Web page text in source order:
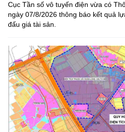
Cục Tần số vô tuyến điện vừa có
ngày 07/8/2026 thông báo kết quả
đấu giá tài sản.